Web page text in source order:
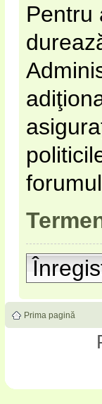
Pentru
Prima pagină